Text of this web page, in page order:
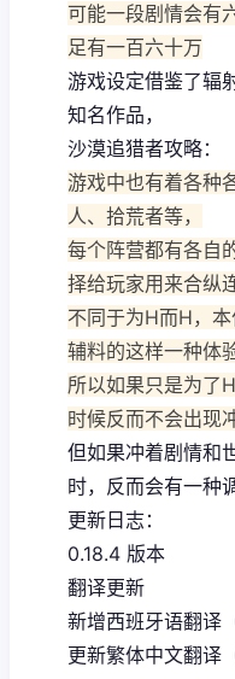
可能一段剧情会有
足有一百六十万
游戏设定借鉴了辐
知名作品，
沙漠追猎者攻略：
游戏中也有着各种
人、拾荒者等，
每个阵营都有各自
择给玩家用来合纵
不同于为H而H，
辅料的这样一种体验
所以如果只是为了
时候反而不会出现
但如果冲着剧情和
时，反而会有一种
更新日志：
0.18.4 版本
翻译更新
新增西班牙语翻译
更新繁体中文翻译